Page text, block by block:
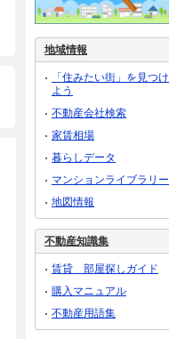
地域情報
「住みたい街」を見つけ
よう
不動産会社検索
家賃相場
暮らしデータ
マンションライブラリー
地図情報
不動産知識集
賃貸 部屋探しガイド
購入マニュアル
不動産用語集